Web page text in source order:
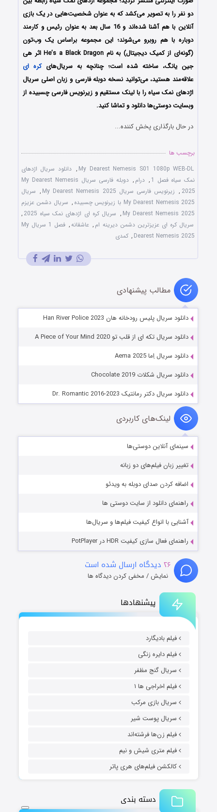
پیشنهادها
فیلم بادیگارد
فیلم دایره زنگی
سریال گنج مظفر
فیلم اخراجی ها ۱
سریال بازی مرکب
سریال پوست شیر
فیلم زن‌ها فرشته‌اند
فیلم متری شیش و نیم
کالکشن فیلم‌های هری پاتر
دسته بندی
دو نفر را به تصویر می‌کشد که به عنوان شخصیت‌هایی در یک بازی
آنلاین با هم آشنا شده‌اند و 16 سال بعد به عنوان رئیس و کارمند
دوباره با هم روبرو می‌شوند؛ این مجموعه براساس یک وب‌تون
(گونه‌ای از کمیک دیجیتال) به نام He’s a Black Dragon اثر
هی
جین یانگ، ساخته شده است؛چنانچه به سریال‌هایکره ای
علاقه‌مند هستید، می‌توانید نسخه دوبله فارسی و زبان اصلی سریال
اژدهای نمک سیاه را با لینک مستقیم و زیرنویس فارسی چسبیده از
وبسایت دوستی‌ها دانلود و تماشا کنید.
در حال بارگذاری پخش کننده...
برچسب ها
My Dearest Nemesis S01 1080p WEB-DL
, دانلود سریال اژدهای
نمک سیاه فصل 1
, درام ,
دوبله فارسی سریال My Dearest Nemesis
2025
, زیرنویس فارسی سریال My Dearest Nemesis 2025 , سریال
My Dearest Nemesis 2025 با زیرنویس چسبیده
, سریال دشمن عزیزم
My Dearest Nemesis 2025
, سریال کره ای اژدهای نمک سیاه 2025
,
سریال کره ای عزیزترین دشمن دیرینه ام , عاشقانه,
فصل 1 سریال My
Dearest Nemesis 2025
, کمدی
مطالب پیشنهادی
دانلود سریال پلیس رودخانه هان Han River Police 2023
دانلود سریال تکه ای از قلب تو A Piece of Your Mind 2020
دانلود سریال اِما Aema 2025
دانلود سریال شکلات Chocolate 2019
دانلود سریال دکتر رمانتیک Dr. Romantic 2016-2023
لینک‌های کاربردی
سینمای آنلاین دوستی‌ها
تغییر زبان فیلم‌های دو زبانه
اضافه کردن صدای دوبله به ویدئو
راهنمای دانلود از سایت دوستی ها
آشنایی با انواع کیفیت فیلم‌ها و سریال‌ها
راهنمای فعال سازی کیفیت HDR در PotPlayer
۲۶ دیدگاه ارسال شده است
نمایش / مخفی کردن دیدگاه ها